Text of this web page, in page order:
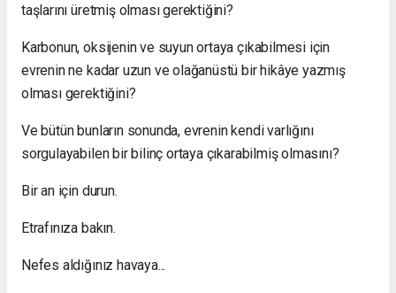
taşlarını üretmiş olması gerektiğini?
Karbonun, oksijenin ve suyun ortaya çıkabilmesi için
evrenin ne kadar uzun ve olağanüstü bir hikâye yazmış
olması gerektiğini?
Ve bütün bunların sonunda, evrenin kendi varlığını
sorgulayabilen bir bilinç ortaya çıkarabilmiş olmasını?
Bir an için durun.
Etrafınıza bakın.
Nefes aldığınız havaya...